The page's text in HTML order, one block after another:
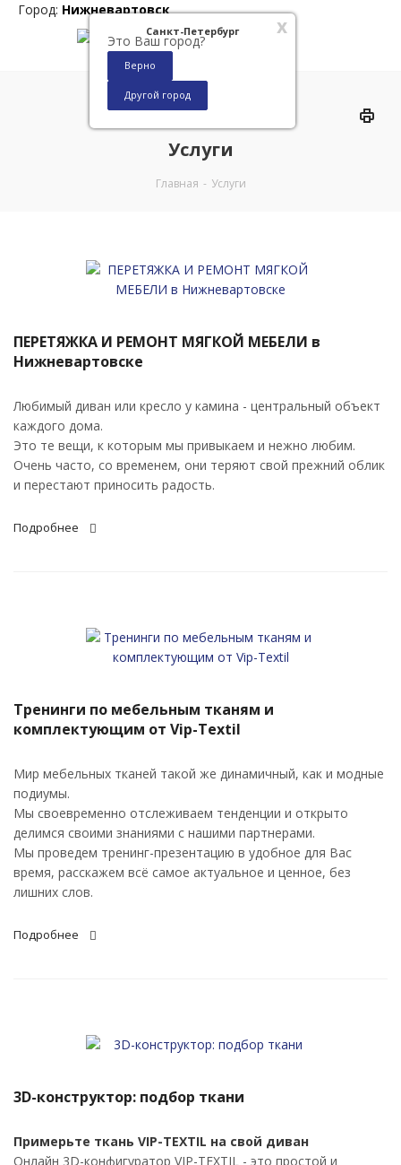
x
Санкт-Петербург
Это Ваш город?
Верно
Другой город
Город: Нижневартовск
Услуги
Главная - Услуги
ПЕРЕТЯЖКА И РЕМОНТ МЯГКОЙ МЕБЕЛИ в
Нижневартовске
Любимый диван или кресло у камина - центральный объект
каждого дома.
Это те вещи, к которым мы привыкаем и нежно любим.
Очень часто, со временем, они теряют свой прежний облик
и перестают приносить радость.
Подробнее
Тренинги по мебельным тканям и
комплектующим от Vip-Textil
Мир мебельных тканей такой же динамичный, как и модные
подиумы.
Мы своевременно отслеживаем тенденции и открыто
делимся своими знаниями с нашими партнерами.
Мы проведем тренинг-презентацию в удобное для Вас
время, расскажем всё самое актуальное и ценное, без
лишних слов.
Подробнее
3D-конструктор: подбор ткани
Примерьте ткань VIP-TEXTIL на свой диван
Онлайн 3D-конфигуратор VIP-TEXTIL - это простой и